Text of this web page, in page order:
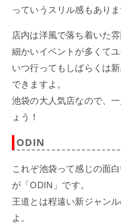
っていうスリル感もありま
店内は洋風で落ち着いた雰
細かいイベントが多くてユ
いつ行ってもしばらくは
できますよ。
池袋の大人気店なので、
ょう！
ODIN
これぞ池袋って感じの面
が「ODIN」です。
王道とは程遠い新ジャン
よ。